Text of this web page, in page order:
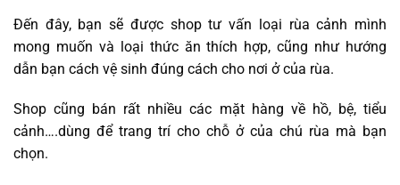
Đến đây, bạn sẽ được shop tư vấn loại rùa cảnh mình
mong muốn và loại thức ăn thích hợp, cũng như hướng
dẫn bạn cách vệ sinh đúng cách cho nơi ở của rùa.
Shop cũng bán rất nhiều các mặt hàng về hồ, bệ, tiểu
cảnh….dùng để trang trí cho chỗ ở của chú rùa mà bạn
chọn.